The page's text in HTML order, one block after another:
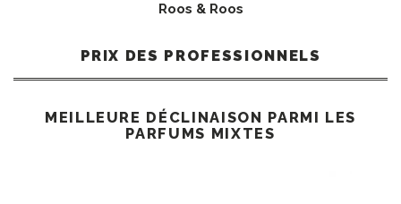
Roos & Roos
PRIX DES PROFESSIONNELS
MEILLEURE DÉCLINAISON PARMI LES
PARFUMS MIXTES